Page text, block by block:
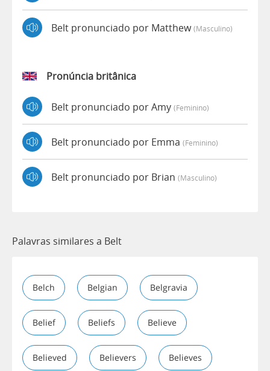
Belt pronunciado por Matthew(masculino)
Pronúncia britânica
Belt pronunciado por Amy (feminino)
Belt pronunciado por Emma (feminino)
Belt pronunciado por Brian (masculino)
Palavras similares a Belt
Belch Belgian Belgravia
Belief Beliefs Believe
Believed Believers Believes